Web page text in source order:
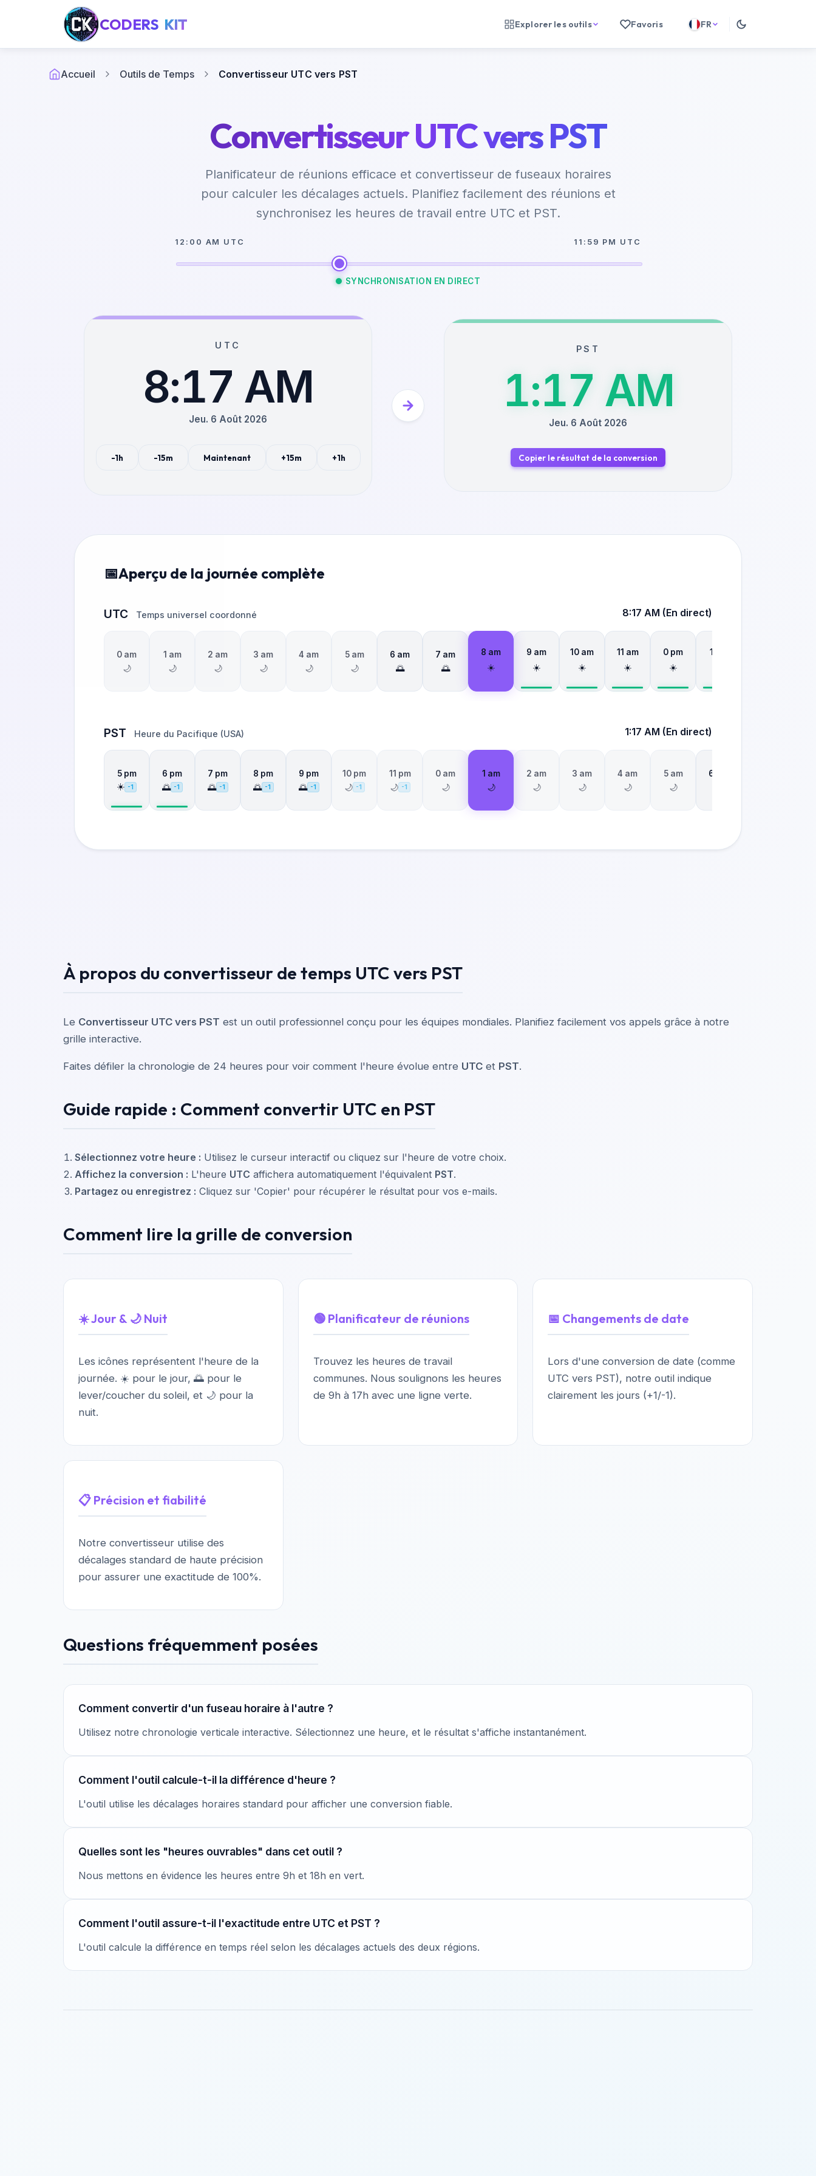
CODERS KIT Explorer les outils Favoris FR
Accueil Outils de Temps Convertisseur UTC vers PST
Convertisseur UTC vers PST
Planificateur de réunions efficace et convertisseur de fuseaux horaires
pour calculer les décalages actuels. Planifiez facilement des réunions et
synchronisez les heures de travail entre UTC et PST.
12:00 AM UTC 11:59 PM UTC
SYNCHRONISATION EN DIRECT
UTC
8:17 AM
Jeu. 6 Août 2026
-1h -15m Maintenant +15m +1h
PST
1:17 AM
Jeu. 6 Août 2026
Copier le résultat de la conversion
Aperçu de la journée complète
UTC Temps universel coordonné 8:17 AM (En direct)
0 am
🌙
1 am
🌙
2 am
🌙
3 am
🌙
4 am
🌙
5 am
🌙
6 am
🌅
7 am
🌅
8 am
☀️
9 am
☀️
10 am
☀️
11 am
☀️
0 pm
☀️
1 pm
PST Heure du Pacifique (USA) 1:17 AM (En direct)
5 pm
☀️ -1
6 pm
🌅 -1
7 pm
🌅 -1
8 pm
🌅 -1
9 pm
🌅 -1
10 pm
🌙 -1
11 pm
🌙 -1
0 am
🌙
1 am
🌙
2 am
🌙
3 am
🌙
4 am
🌙
5 am
🌙
6 am
À propos du convertisseur de temps UTC vers PST
Le Convertisseur UTC vers PST est un outil professionnel conçu pour les équipes mondiales. Planifiez facilement vos appels grâce à notre
grille interactive.
Faites défiler la chronologie de 24 heures pour voir comment l'heure évolue entre UTC et PST.
Guide rapide : Comment convertir UTC en PST
Sélectionnez votre heure : Utilisez le curseur interactif ou cliquez sur l'heure de votre choix.
Affichez la conversion : L'heure UTC affichera automatiquement l'équivalent PST.
Partagez ou enregistrez : Cliquez sur 'Copier' pour récupérer le résultat pour vos e-mails.
Comment lire la grille de conversion
☀️ Jour & 🌙 Nuit
Les icônes représentent l'heure de la
journée. ☀️ pour le jour, 🌅 pour le
lever/coucher du soleil, et 🌙 pour la
nuit.
🟢 Planificateur de réunions
Trouvez les heures de travail
communes. Nous soulignons les heures
de 9h à 17h avec une ligne verte.
📅 Changements de date
Lors d'une conversion de date (comme
UTC vers PST), notre outil indique
clairement les jours (+1/-1).
📋 Précision et fiabilité
Notre convertisseur utilise des
décalages standard de haute précision
pour assurer une exactitude de 100%.
Questions fréquemment posées
Comment convertir d'un fuseau horaire à l'autre ?
Utilisez notre chronologie verticale interactive. Sélectionnez une heure, et le résultat s'affiche instantanément.
Comment l'outil calcule-t-il la différence d'heure ?
L'outil utilise les décalages horaires standard pour afficher une conversion fiable.
Quelles sont les "heures ouvrables" dans cet outil ?
Nous mettons en évidence les heures entre 9h et 18h en vert.
Comment l'outil assure-t-il l'exactitude entre UTC et PST ?
L'outil calcule la différence en temps réel selon les décalages actuels des deux régions.